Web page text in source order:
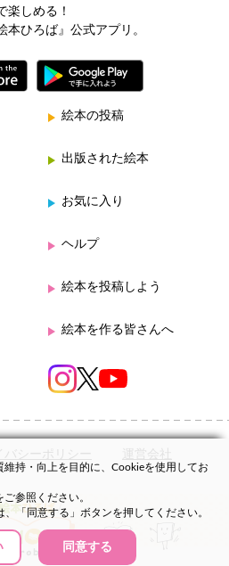
楽しめる！
本ひろば』公式アプリ。
絵本の投稿
出版された絵本
お気に入り
ヘルプ
絵本を投稿しよう
絵本を作る皆さんへ
バシーポリシー 運営会社
持・向上を目的に、Cookieを使用してお
ご参照ください。
「同意する」ボタンを押してください。
同意する